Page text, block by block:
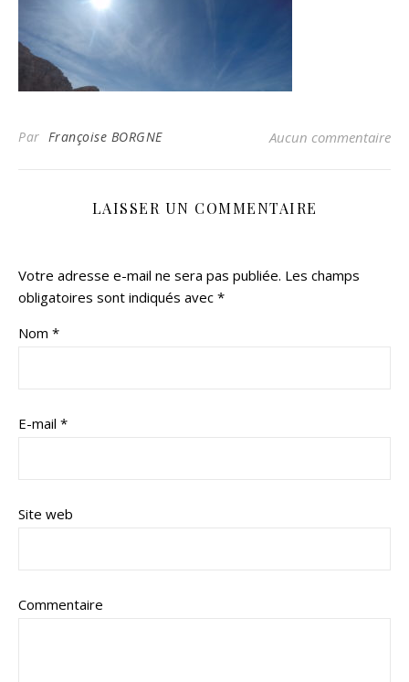
Par Françoise BORGNE Aucun commentaire
LAISSER UN COMMENTAIRE
Votre adresse e-mail ne sera pas publiée. Les champs
obligatoires sont indiqués avec *
Nom *
E-mail *
Site web
Commentaire